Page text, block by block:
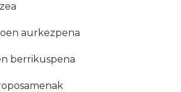
aurkezpena
berrikuspena